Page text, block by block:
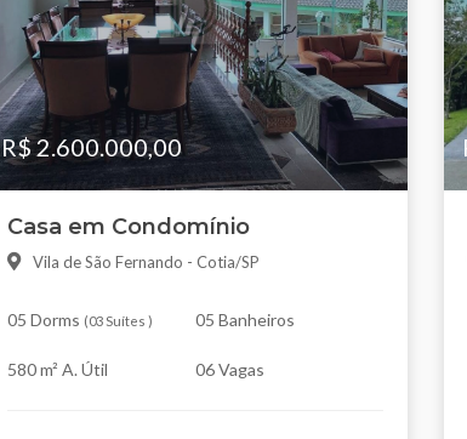
R$ 2.600.000,00
Casa em Condomínio
Vila de São Fernando - Cotia/SP
05 Dorms (03 Suítes ) 05 Banheiros
580 m² A. Útil 06 Vagas